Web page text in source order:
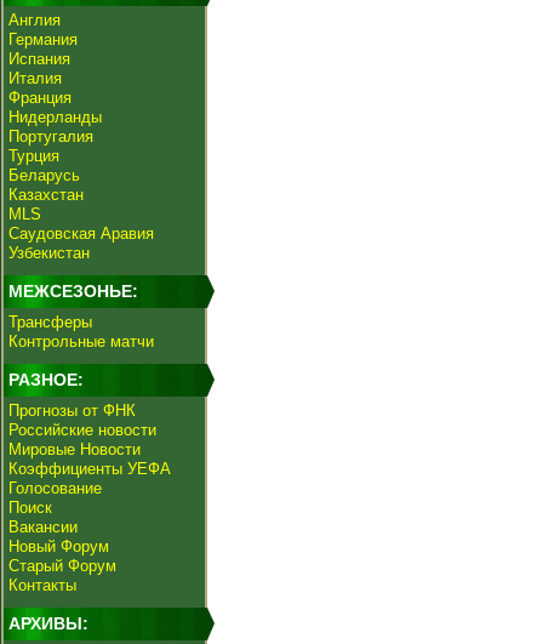
Англия
Германия
Испания
Италия
Франция
Нидерланды
Португалия
Турция
Беларусь
Казахстан
MLS
Саудовская Аравия
Узбекистан
МЕЖСЕЗОНЬЕ:
Трансферы
Контрольные матчи
РАЗНОЕ:
Прогнозы от ФНК
Российские новости
Мировые Новости
Коэффициенты УЕФА
Голосование
Поиск
Вакансии
Новый Форум
Старый Форум
Контакты
АРХИВЫ: